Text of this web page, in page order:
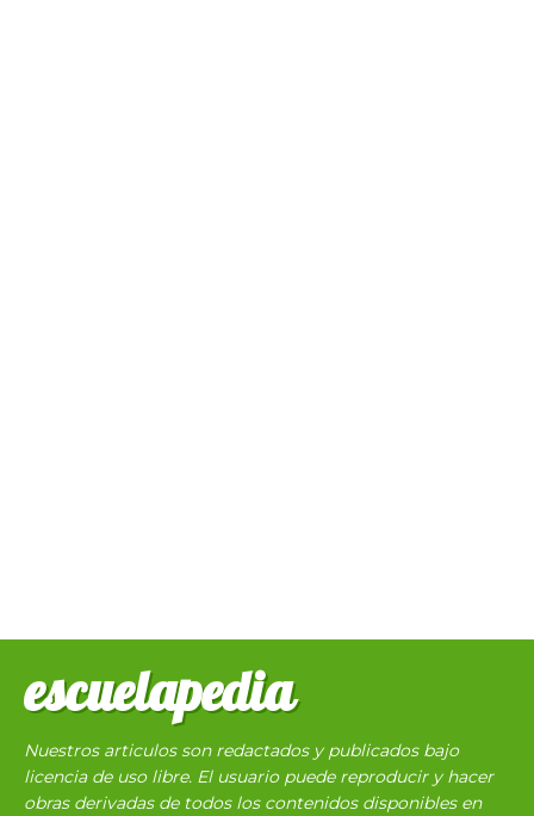
escuelapedia
Nuestros articulos son redactados y publicados bajo
licencia de uso libre. El usuario puede reproducir y hacer
obras derivadas de todos los contenidos disponibles en